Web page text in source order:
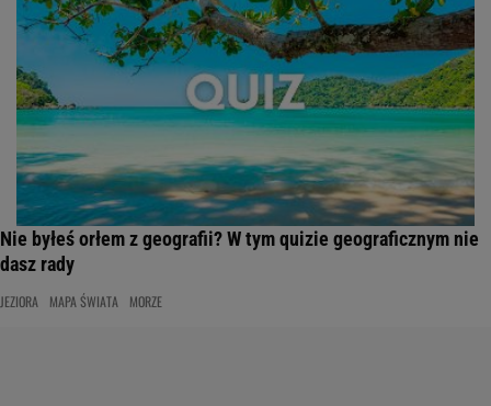
Nie byłeś orłem z geografii? W tym quizie geograficznym nie
dasz rady
JEZIORA MAPA ŚWIATA MORZE